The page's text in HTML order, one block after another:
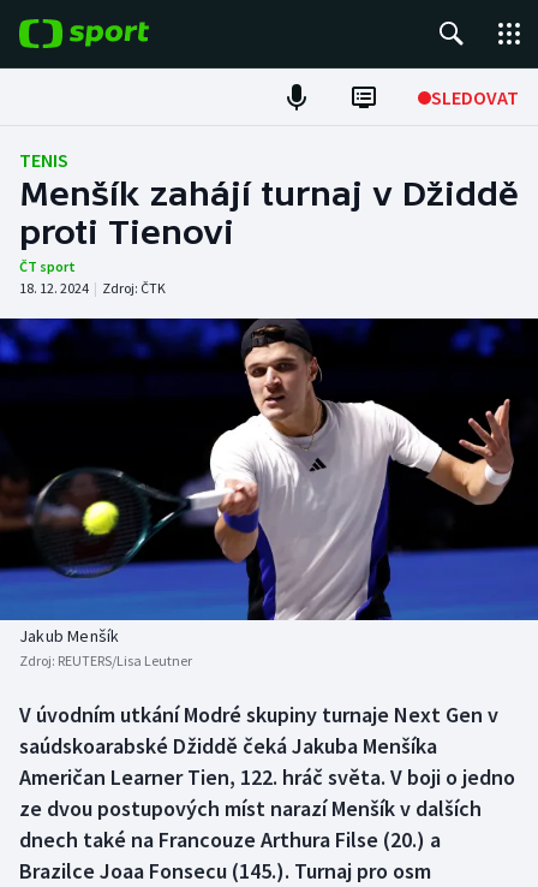
SLEDOVAT
Fotbal
Hokej
Tenis
Atletika
Americký fotbal
Baseball a softbal
Biatlon
Boby a skeleton
Box
Curling
NEPŘEHLÉDNĚTE
Soutěže
Aplikace ČT sport
AZ kvíz
TENIS
Menšík zahájí turnaj v Džiddě
proti Tienovi
ČT sport
18. 12. 2024 | Zdroj: ČTK
Jakub Menšík
Zdroj: REUTERS/Lisa Leutner
V úvodním utkání Modré skupiny turnaje Next Gen v
saúdskoarabské Džiddě čeká Jakuba Menšíka
Američan Learner Tien, 122. hráč světa. V boji o jedno
ze dvou postupových míst narazí Menšík v dalších
dnech také na Francouze Arthura Filse (20.) a
Brazilce Joaa Fonsecu (145.). Turnaj pro osm